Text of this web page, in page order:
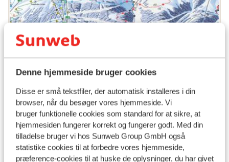
Denne hjemmeside bruger cookies
Disse er små tekstfiler, der automatisk installeres i din
browser, når du besøger vores hjemmeside. Vi
bruger funktionelle cookies som standard for at sikre, at
hjemmesiden fungerer korrekt og fungerer godt. Med din
tilladelse bruger vi hos Sunweb Group GmbH også
statistike cookies til at forbedre vores hjemmeside,
præference-cookies til at huske de oplysninger, du har givet
Populære hoteller